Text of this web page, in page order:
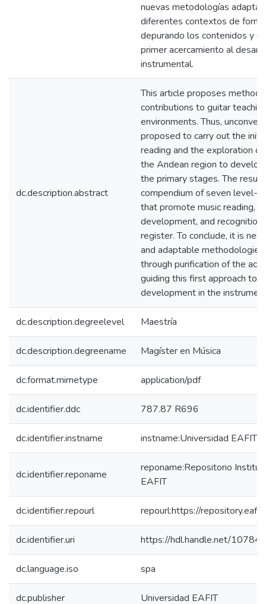
nuevas metodologías
diferentes contextos de
depurando los contenidos y
primer acercamiento al
instrumental.
dc.description.abstract
This article proposes
contributions to guitar
environments. Thus,
proposed to carry out the
reading and the exploration
the Andean region to
the primary stages. The
compendium of seven level-
that promote music reading,
development, and recognition
register. To conclude, it is
and adaptable methodologies
through purification of the
guiding this first approach to
development in the
dc.description.degreelevel Maestría
dc.description.degreename Magíster en Música
dc.format.mimetype application/pdf
dc.identifier.ddc 787.87 R696
dc.identifier.instname instname:Universidad EAFIT
dc.identifier.reponame
reponame:Repositorio
EAFIT
dc.identifier.repourl repourl:https://
dc.identifier.uri https://hdl.handle.net/
dc.language.iso spa
dc.publisher Universidad EAFIT